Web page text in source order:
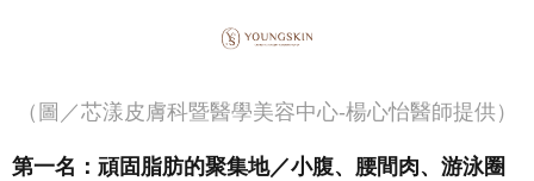
（圖／芯漾皮膚科暨醫學美容中心-楊心怡醫師提供）
第一名：頑固脂肪的聚集地／小腹、腰間肉、游泳圈